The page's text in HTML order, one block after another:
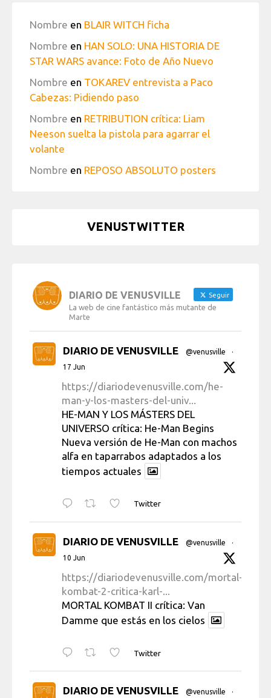
Nombre en BLAIR WITCH ficha
Nombre en HAN SOLO: UNA HISTORIA DE
STAR WARS avance: Foto de Año Nuevo
Nombre en TOKAREV entrevista a Paco
Cabezas: Pidiendo paso
Nombre en RETRIBUTION crítica: Liam
Neeson suelta la pistola para agarrar el
volante
Nombre en REPOSO ABSOLUTO posters
VENUSTWITTER
DIARIO DE VENUSVILLE Seguir
La web de cine fantástico más mutante de
Marte
DIARIO DE VENUSVILLE @venusville
·
17 Jun
https://diariodevenusville.com/he-
man-y-los-masters-del-univ...
HE-MAN Y LOS MÁSTERS DEL
UNIVERSO crítica: He-Man Begins
Nueva versión de He-Man con machos
alfa en taparrabos adaptados a los
tiempos actuales
Twitter
DIARIO DE VENUSVILLE @venusville
·
10 Jun
https://diariodevenusville.com/mortal-
kombat-2-critica-karl-...
MORTAL KOMBAT II crítica: Van
Damme que estás en los cielos
Twitter
DIARIO DE VENUSVILLE @venusville
·